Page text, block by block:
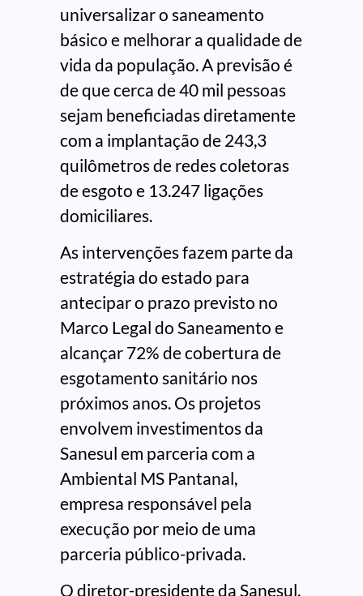
universalizar o saneamento
básico e melhorar a qualidade de
vida da população. A previsão é
de que cerca de 40 mil pessoas
sejam beneficiadas diretamente
com a implantação de 243,3
quilômetros de redes coletoras
de esgoto e 13.247 ligações
domiciliares.
As intervenções fazem parte da
estratégia do estado para
antecipar o prazo previsto no
Marco Legal do Saneamento e
alcançar 72% de cobertura de
esgotamento sanitário nos
próximos anos. Os projetos
envolvem investimentos da
Sanesul em parceria com a
Ambiental MS Pantanal,
empresa responsável pela
execução por meio de uma
parceria público-privada.
O diretor-presidente da Sanesul,